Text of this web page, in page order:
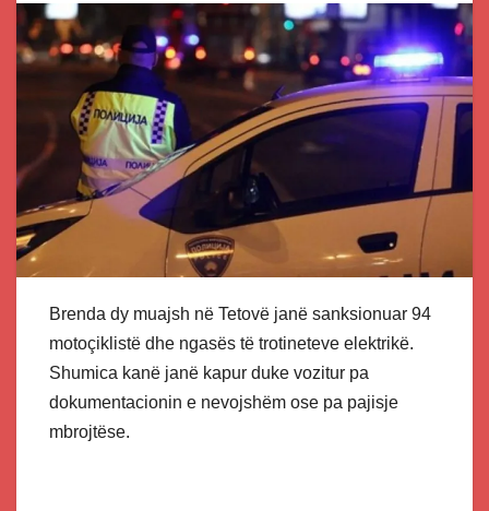
Brenda dy muajsh në Tetovë janë sanksionuar 94
motoçiklistë dhe ngasës të trotineteve elektrikë.
Shumica kanë janë kapur duke vozitur pa
dokumentacionin e nevojshëm ose pa pajisje
mbrojtëse.